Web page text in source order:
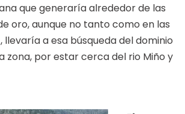
que generaría alrededor de las
oro, aunque no tanto como en las
llevaría a esa búsqueda del dominio
zona, por estar cerca del rio Miño y